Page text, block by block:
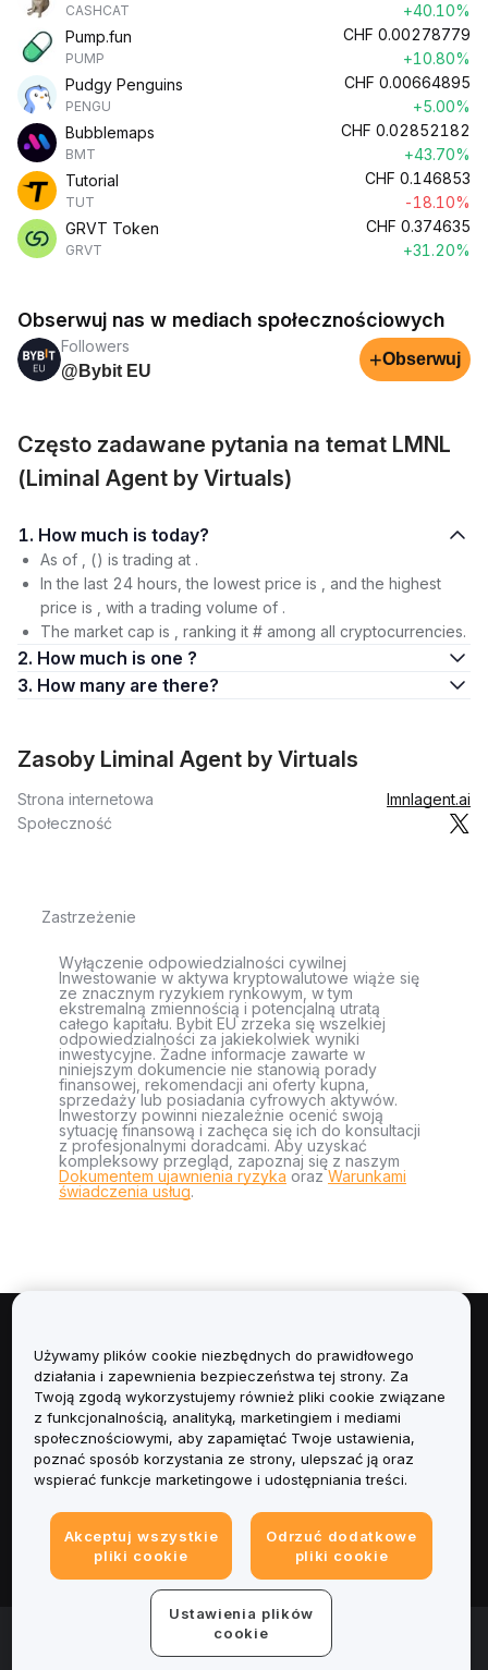
CASHCAT
+40.10%
Pump.fun
PUMP
CHF 0.00278779
+10.80%
Pudgy Penguins
PENGU
CHF 0.00664895
+5.00%
Bubblemaps
BMT
CHF 0.02852182
+43.70%
Tutorial
TUT
CHF 0.146853
-18.10%
GRVT Token
GRVT
CHF 0.374635
+31.20%
Obserwuj nas w mediach społecznościowych
Followers
@Bybit EU
+Obserwuj
Często zadawane pytania na temat LMNL
(Liminal Agent by Virtuals)
1. How much is today?
As of , () is trading at .
In the last 24 hours, the lowest price is , and the highest
price is , with a trading volume of .
The market cap is , ranking it # among all cryptocurrencies.
2. How much is one ?
3. How many are there?
Zasoby Liminal Agent by Virtuals
Strona internetowa
lmnlagent.ai
Społeczność
Zastrzeżenie
Wyłączenie odpowiedzialności cywilnej
Inwestowanie w aktywa kryptowalutowe wiąże się
ze znacznym ryzykiem rynkowym, w tym
ekstremalną zmiennością i potencjalną utratą
całego kapitału. Bybit EU zrzeka się wszelkiej
odpowiedzialności za jakiekolwiek wyniki
inwestycyjne. Żadne informacje zawarte w
niniejszym dokumencie nie stanowią porady
finansowej, rekomendacji ani oferty kupna,
sprzedaży lub posiadania cyfrowych aktywów.
Inwestorzy powinni niezależnie ocenić swoją
sytuację finansową i zachęca się ich do konsultacji
z profesjonalnymi doradcami. Aby uzyskać
kompleksowy przegląd, zapoznaj się z naszym
Dokumentem ujawnienia ryzyka orazWarunkami
świadczenia usług.
Informacje
Usługi
Obsługa Klienta
Informacje prawne
© 2025-2026 Bybit.eu. All rights reserved.
Używamy plików cookie niezbędnych do prawidłowego
działania i zapewnienia bezpieczeństwa tej strony. Za
Twoją zgodą wykorzystujemy również pliki cookie związane
z funkcjonalnością, analityką, marketingiem i mediami
społecznościowymi, aby zapamiętać Twoje ustawienia,
poznać sposób korzystania ze strony, ulepszać ją oraz
wspierać funkcje marketingowe i udostępniania treści.
Akceptuj wszystkie
pliki cookie
Odrzuć dodatkowe
pliki cookie
Ustawienia plików
cookie